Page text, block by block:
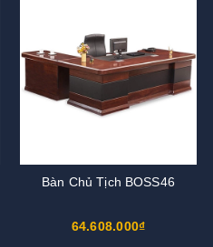
Bàn Chủ Tịch BOSS46
64.608.000₫